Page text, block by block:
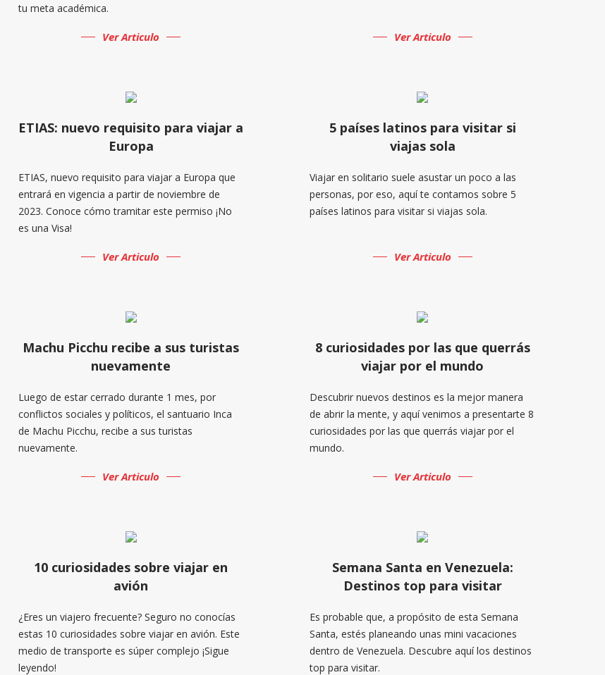
tu meta académica.
Ver Articulo Ver Articulo
ETIAS: nuevo requisito para viajar a
Europa
ETIAS, nuevo requisito para viajar a Europa que
entrará en vigencia a partir de noviembre de
2023. Conoce cómo tramitar este permiso ¡No
es una Visa!
Ver Articulo
5 países latinos para visitar si
viajas sola
Viajar en solitario suele asustar un poco a las
personas, por eso, aquí te contamos sobre 5
países latinos para visitar si viajas sola.
Ver Articulo
Machu Picchu recibe a sus turistas
nuevamente
Luego de estar cerrado durante 1 mes, por
conflictos sociales y políticos, el santuario Inca
de Machu Picchu, recibe a sus turistas
nuevamente.
Ver Articulo
8 curiosidades por las que querrás
viajar por el mundo
Descubrir nuevos destinos es la mejor manera
de abrir la mente, y aquí venimos a presentarte 8
curiosidades por las que querrás viajar por el
mundo.
Ver Articulo
10 curiosidades sobre viajar en
avión
¿Eres un viajero frecuente? Seguro no conocías
estas 10 curiosidades sobre viajar en avión. Este
medio de transporte es súper complejo ¡Sigue
leyendo!
Semana Santa en Venezuela:
Destinos top para visitar
Es probable que, a propósito de esta Semana
Santa, estés planeando unas mini vacaciones
dentro de Venezuela. Descubre aquí los destinos
top para visitar.